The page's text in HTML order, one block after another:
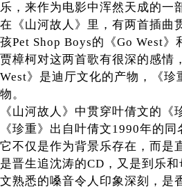
乐，来作为电影中浑然天成的一
在《山河故人》里，有两首插
孩Pet Shop Boys的《Go West》
贾樟柯对这两首歌有很深的感情
West》是迪厅文化的产物，《珍
物。
《山河故人》中贯穿叶倩文的《
《珍重》出自叶倩文1990年的
它不仅是作为背景乐存在，而
是晋生追沈涛的CD，又是到乐
文熟悉的嗓音令人印象深刻，是